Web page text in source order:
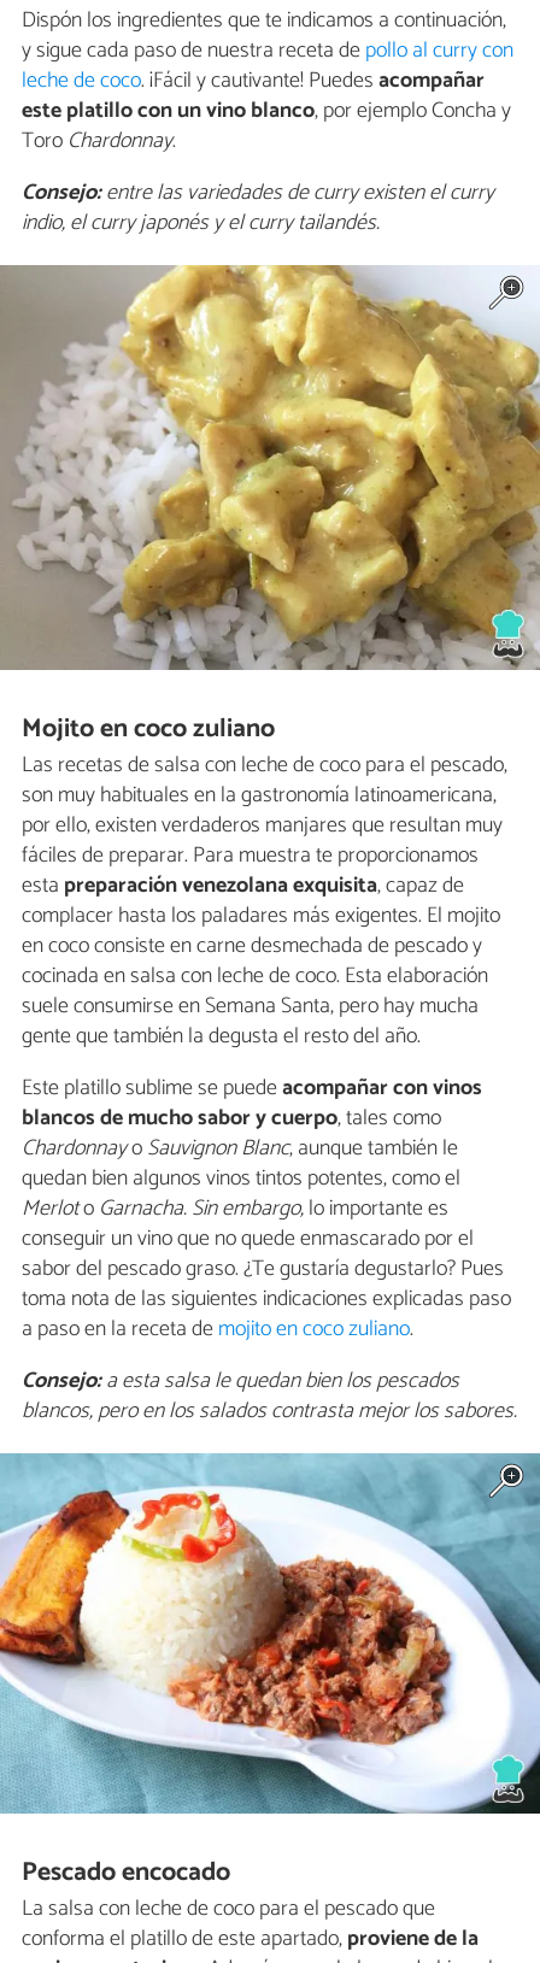
Dispón los ingredientes que te indicamos a continuación,
y sigue cada paso de nuestra receta depollo al curry con
leche de coco. ¡Fácil y cautivante! Puedesacompañar
este platillo con un vino blanco, por ejemplo Concha y
Toro Chardonnay.
Consejo:entre las variedades de curry existen el curry
indio, el curry japonés y el curry tailandés.
Mojito en coco zuliano
Las recetas de salsa con leche de coco para el pescado,
son muy habituales en la gastronomía latinoamericana,
por ello, existen verdaderos manjares que resultan muy
fáciles de preparar. Para muestra te proporcionamos
esta preparación venezolana exquisita, capaz de
complacer hasta los paladares más exigentes. El mojito
en coco consiste en carne desmechada de pescado y
cocinada en salsa con leche de coco. Esta elaboración
suele consumirse en Semana Santa, pero hay mucha
gente que también la degusta el resto del año.
Este platillo sublime se puedeacompañar con vinos
blancos de mucho sabor y cuerpo, tales como
ChardonnayoSauvignon Blanc, aunque también le
quedan bien algunos vinos tintos potentes, como el
Merloto Garnacha. Sin embargo,lo importante es
conseguir un vino que no quede enmascarado por el
sabor del pescado graso. ¿Te gustaría degustarlo? Pues
toma nota de las siguientes indicaciones explicadas paso
a paso en la receta demojito en coco zuliano.
Consejo:a esta salsa le quedan bien los pescados
blancos, pero en los salados contrasta mejor los sabores.
Pescado encocado
La salsa con leche de coco para el pescado que
conforma el platillo de este apartado,proviene de la